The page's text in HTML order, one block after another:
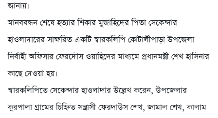
জানায়।
মানববন্ধন শেষে হত্যার শিকার মুজাহিদের পিতা সেকেন্দার
হাওলাদারের সাক্ষরিত একটি স্বারকলিপি কোটালীপাড়া উপজেলা
নির্বাহী অফিসার ফেরদৌস ওয়াহিদের মাধ্যমে প্রধানমন্ত্রী শেখ হাসিনার
কাছে দেওয়া হয়।
স্বারকলিপিতে সেকেন্দার হাওলাদার উল্লেখ করেন, উপজেলার
কুরপালা গ্রামের চিহ্নিত সন্ত্রাসী ফেরদাউস শেখ, জামাল শেখ, কালাম